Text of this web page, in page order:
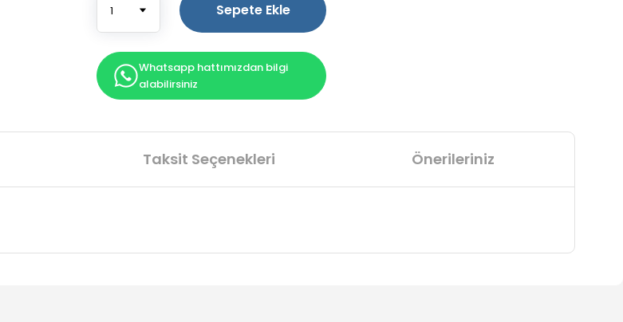
Sepete Ekle
Whatsapp hattımızdan bilgi
alabilirsiniz
Taksit Seçenekleri Önerileriniz